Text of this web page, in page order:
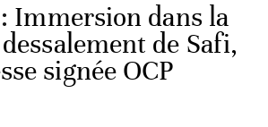
Immersion dans la
de Safi,
signée OCP